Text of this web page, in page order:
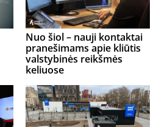
Nuo šiol – nauji kontaktai
pranešimams apie kliūtis
valstybinės reikšmės
keliuose